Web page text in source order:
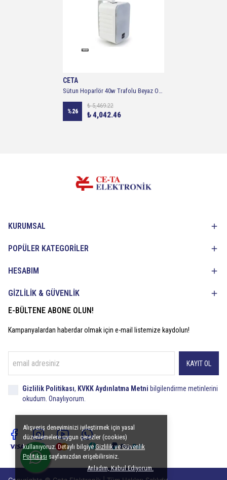
Alışveriş deneyiminizi iyileştirmek için yasal
düzenlemelere uygun çerezler (cookies)
kullanıyoruz. Detaylı bilgiyeGizlilik ve Güvenlik
Politikası sayfamızdan erişebilirsiniz.
Anladım, Kabul Ediyorum.
CETA
Sütun Hoparlör 40w Trafolu Beyaz Osawa Osw-4314tb
%26
₺ 5,469.22
₺ 4,042.46
KURUMSAL
POPÜLER KATEGORİLER
HESABIM
GİZLİLİK & GÜVENLİK
E-BÜLTENE ABONE OLUN!
Kampanyalardan haberdar olmak için e-mail listemize kaydolun!
KAYIT OL
Gizlilik Politikası, KVKK Aydınlatma Metni bilgilendirme metinlerini
okudum. Onaylıyorum.